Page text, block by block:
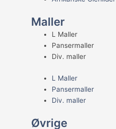
Maller
L Maller
Pansermaller
Div. maller
L Maller
Pansermaller
Div. maller
Øvrige